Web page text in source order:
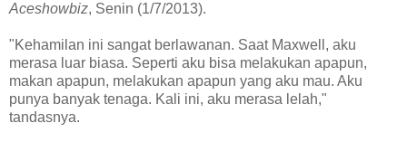
Aceshowbiz, Senin (1/7/2013).
"Kehamilan ini sangat berlawanan. Saat Maxwell, aku
merasa luar biasa. Seperti aku bisa melakukan apapun,
makan apapun, melakukan apapun yang aku mau. Aku
punya banyak tenaga. Kali ini, aku merasa lelah,"
tandasnya.